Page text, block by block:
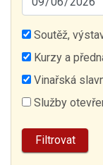
Soutěž,
Kurzy a
Vinařská
Služby